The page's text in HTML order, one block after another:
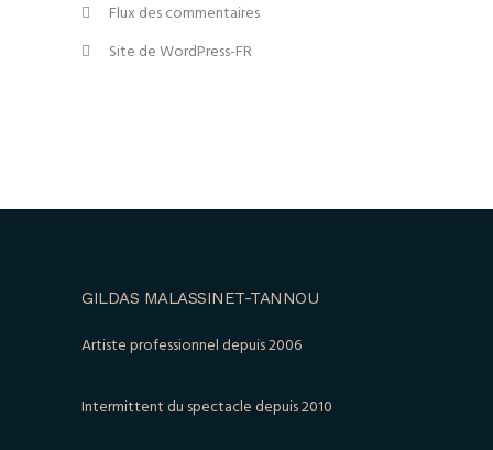
Flux des commentaires
Site de WordPress-FR
GILDAS MALASSINET-TANNOU
Artiste professionnel depuis 2006
Intermittent du spectacle depuis 2010